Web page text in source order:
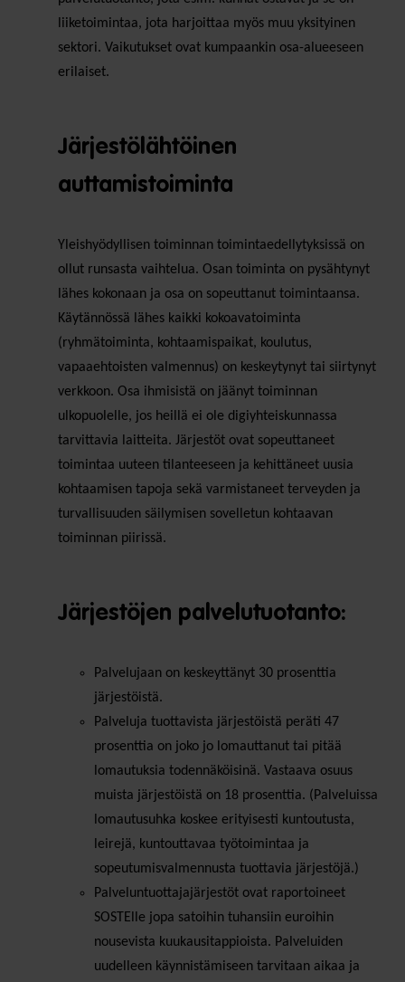
liiketoimintaa, jota harjoittaa myös muu yksityinen
sektori. Vaikutukset ovat kumpaankin osa-alueeseen
erilaiset.
Järjestölähtöinen
auttamistoiminta
Yleishyödyllisen toiminnan toimintaedellytyksissä on
ollut runsasta vaihtelua. Osan toiminta on pysähtynyt
lähes kokonaan ja osa on sopeuttanut toimintaansa.
Käytännössä lähes kaikki kokoavatoiminta
(ryhmätoiminta, kohtaamispaikat, koulutus,
vapaaehtoisten valmennus) on keskeytynyt tai siirtynyt
verkkoon. Osa ihmisistä on jäänyt toiminnan
ulkopuolelle, jos heillä ei ole digiyhteiskunnassa
tarvittavia laitteita. Järjestöt ovat sopeuttaneet
toimintaa uuteen tilanteeseen ja kehittäneet uusia
kohtaamisen tapoja sekä varmistaneet terveyden ja
turvallisuuden säilymisen sovelletun kohtaavan
toiminnan piirissä.
Järjestöjen palvelutuotanto:
Palvelujaan on keskeyttänyt 30 prosenttia
järjestöistä.
Palveluja tuottavista järjestöistä peräti 47
prosenttia on joko jo lomauttanut tai pitää
lomautuksia todennäköisinä. Vastaava osuus
muista järjestöistä on 18 prosenttia. (Palveluissa
lomautusuhka koskee erityisesti kuntoutusta,
leirejä, kuntouttavaa työtoimintaa ja
sopeutumisvalmennusta tuottavia järjestöjä.)
Palveluntuottajajärjestöt ovat raportoineet
SOSTElle jopa satoihin tuhansiin euroihin
nousevista kuukausitappioista. Palveluiden
uudelleen käynnistämiseen tarvitaan aikaa ja